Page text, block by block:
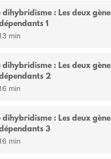
dihybridisme : Les deux
1
min
dihybridisme : Les deux
2
min
dihybridisme : Les deux
3
min